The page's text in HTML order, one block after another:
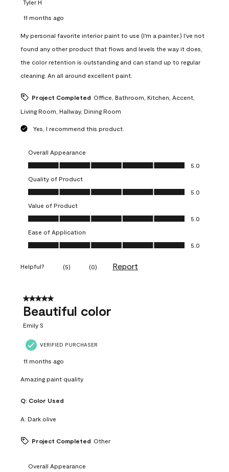
Tyler H
11 months ago
My personal favorite interior paint to use (I'm a painter.) I've not
found any other product that flows and levels the way it does,
the color retention is outstanding and can stand up to regular
cleaning. An all around excellent paint.
Project Completed Office, Bathroom, Kitchen, Accent,
Living Room, Hallway, Dining Room
Yes, I recommend this product.
Overall Appearance
Overall Appearance, 5.0 out of 5
5.0
Quality of Product
Quality of Product, 5.0 out of 5
5.0
Value of Product
Value of Product, 5.0 out of 5
5.0
Ease of Application
Ease of Application, 5.0 out of 5
5.0
Helpful? (5) (0) Report
5 out of 5 stars.
Beautiful color
Emily S
VERIFIED PURCHASER
11 months ago
Amazing paint quality
Q: Color Used
A: Dark olive
Project Completed Other
Overall Appearance